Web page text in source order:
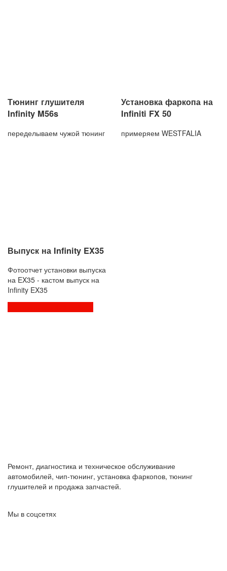
Тюнинг глушителя
Infinity M56s
переделываем чужой тюнинг
Установка фаркопа на
Infiniti FX 50
примеряем WESTFALIA
Выпуск на Infinity EX35
Фотоотчет установки выпуска
на EX35 - кастом выпуск на
Infinity EX35
Ремонт, диагностика и техническое обслуживание
автомобилей, чип-тюнинг, установка фаркопов, тюнинг
глушителей и продажа запчастей.
Мы в соцсетях